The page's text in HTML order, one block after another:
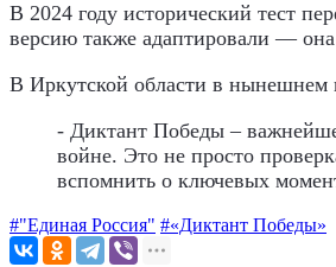
В 2024 году исторический тест
версию также адаптировали —
В Иркутской области в нынешнем
- Диктант Победы –
войне. Это не просто
вспомнить о ключевых
#"Единая Россия" #«Диктант Победы»